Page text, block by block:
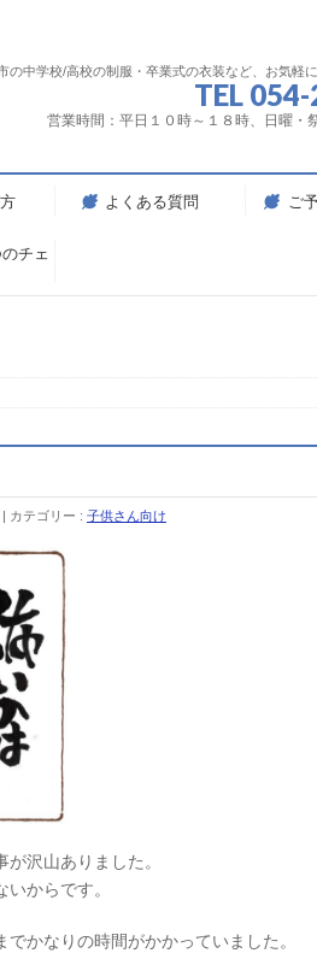
の中学校/高校の制服・卒業式の衣装など、お気軽
TEL
営業時間：平日１０時～１８時、日曜・
よくある質問 ご
チェ
カテゴリー : 子供さん向け
沢山ありました。
からです。
かなりの時間がかかっていました。